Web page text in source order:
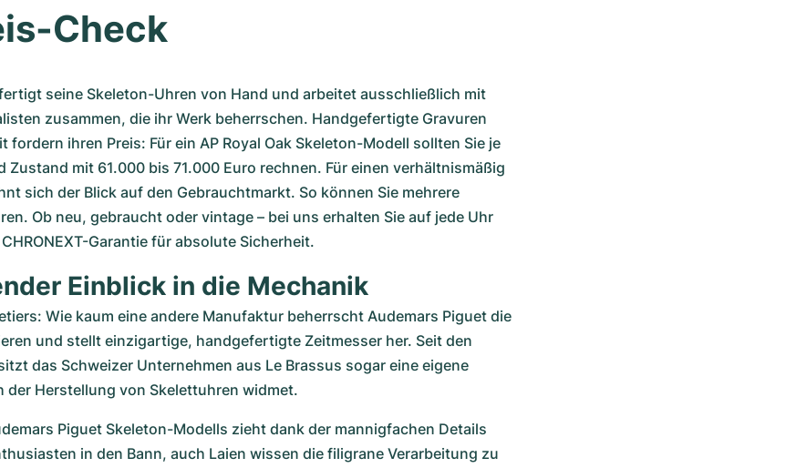
Check
seine Skeleton-Uhren von Hand und arbeitet ausschließlich mit
zusammen, die ihr Werk beherrschen. Handgefertigte Gravuren
fordern ihren Preis: Für ein AP Royal Oak Skeleton-Modell sollten Sie je
Zustand mit 61.000 bis 71.000 Euro rechnen. Für einen verhältnismäßig
sich der Blick auf den Gebrauchtmarkt. So können Sie mehrere
Ob neu, gebraucht oder vintage – bei uns erhalten Sie auf jede Uhr
Garantie für absolute Sicherheit.
Einblick in die Mechanik
Wie kaum eine andere Manufaktur beherrscht Audemars Piguet die
und stellt einzigartige, handgefertigte Zeitmesser her. Seit den
das Schweizer Unternehmen aus Le Brassus sogar eine eigene
der Herstellung von Skelettuhren widmet.
Piguet Skeleton-Modells zieht dank der mannigfachen Details
in den Bann, auch Laien wissen die filigrane Verarbeitung zu